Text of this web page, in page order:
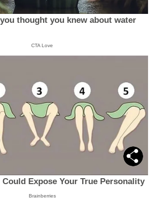
thought you knew about water
CTA Love
Could Expose Your True Personality
Brainberries